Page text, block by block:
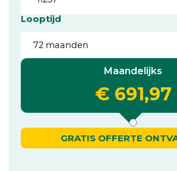
Looptijd
Maandelijks
€ 691,97
GRATIS OFFERTE